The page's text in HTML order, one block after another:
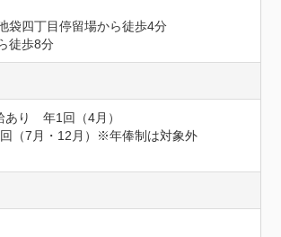
袋四丁目停留場から徒歩4分
徒歩8分
り　年1回（4月）
（7月・12月）※年俸制は対象外